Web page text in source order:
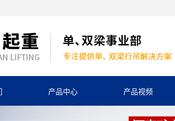
产品中心 产品视频